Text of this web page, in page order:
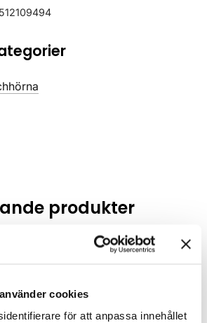
cookies
för att anpassa innehållet
produkter